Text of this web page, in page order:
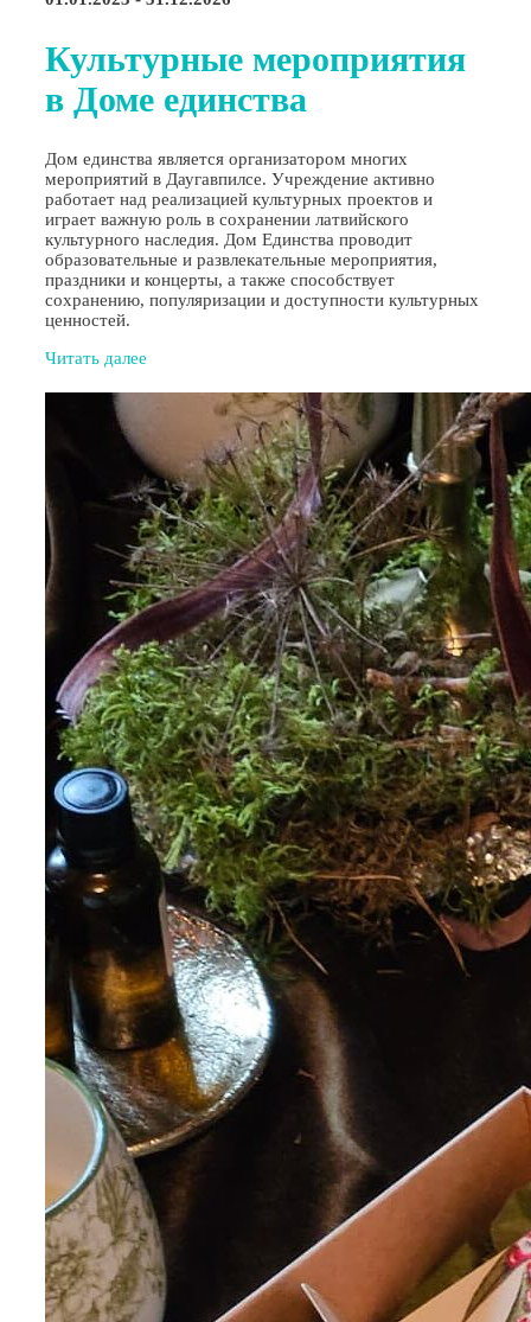
Культурные мероприятия
в Доме единства
Дом единства является организатором многих
мероприятий в Даугавпилсе. Учреждение активно
работает над реализацией культурных проектов и
играет важную роль в сохранении латвийского
культурного наследия. Дом Единства проводит
образовательные и развлекательные мероприятия,
праздники и концерты, а также способствует
сохранению, популяризации и доступности культурных
ценностей.
Читать далее